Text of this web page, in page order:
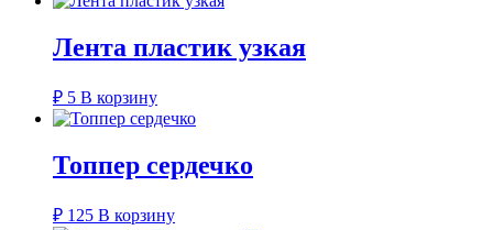
Лента пластик узкая
₽ 5 В корзину
Топпер сердечко
₽ 125 В корзину